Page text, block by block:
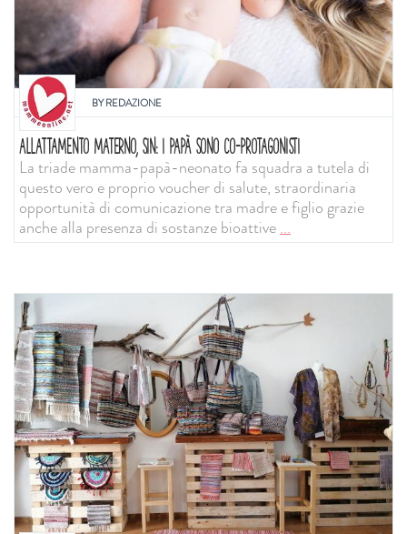
BYREDAZIONE
ALLATTAMENTO MATERNO, SIN: I PAPÀ SONO CO-PROTAGONISTI
La triade mamma-papà-neonato fa squadra a tutela di
questo vero e proprio voucher di salute, straordinaria
opportunità di comunicazione tra madre e figlio grazie
anche alla presenza di sostanze bioattive...